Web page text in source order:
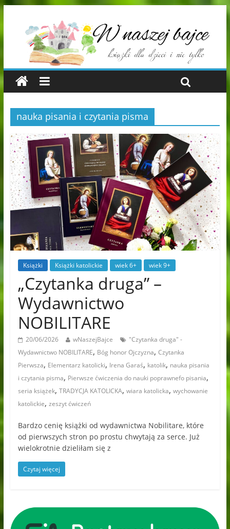
nauka pisania i czytania pisma
Książki Książki katolickie wiek 6+ wiek 9+
„Czytanka druga” –
Wydawnictwo
NOBILITARE
20/06/2026 wNaszejBajce
"Czytanka druga" -
Wydawnictwo NOBILITARE, Bóg honor Ojczyzna, Czytanka
Pierwsza, Elementarz katolicki, Irena Garaś, katolik, nauka pisania
i czytania pisma, Pierwsze ćwiczenia do nauki poprawnefo pisania,
seria książek, TRADYCJA KATOLICKA, wiara katolicka, wychowanie
katolickie, zeszyt ćwiczeń
Bardzo cenię książki od wydawnictwa Nobilitare, które
od pierwszych stron po prostu chwytają za serce. Już
wielokrotnie dzieliłam się z
Czytaj więcej